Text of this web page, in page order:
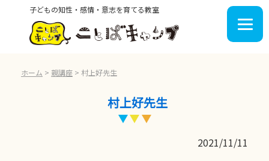
子どもの知性・感情・意志を育てる教室
ホーム > 親講座 > 村上好先生
村上好先生
2021/11/11